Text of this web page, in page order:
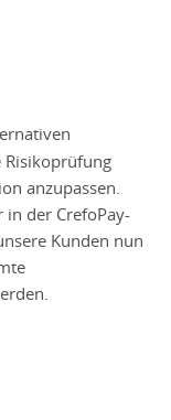
Risikoprüfung
anzupassen.
der CrefoPay-
Kunden nun